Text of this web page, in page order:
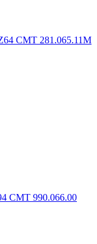
CMT 281.065.11M
CMT 990.066.00